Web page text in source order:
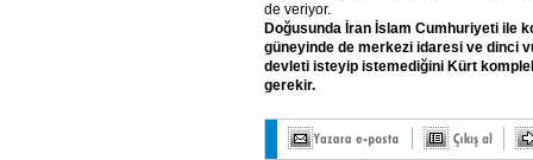
de veriyor.
Doğusunda İran İslam Cumhuriyeti ile
güneyinde de merkezi idaresi ve dinci
devleti isteyip istemediğini Kürt
gerekir.